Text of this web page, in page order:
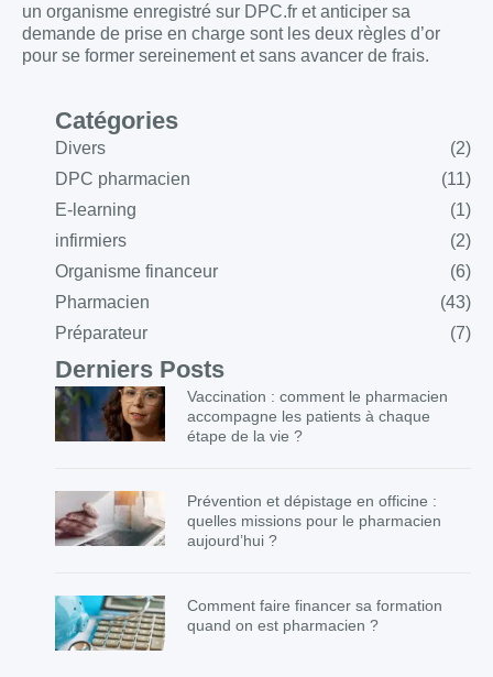
un organisme enregistré sur DPC.fr et anticiper sa
demande de prise en charge sont les deux règles d’or
pour se former sereinement et sans avancer de frais.
Catégories
Divers
(2)
DPC pharmacien
(11)
E-learning
(1)
infirmiers
(2)
Organisme financeur
(6)
Pharmacien
(43)
Préparateur
(7)
Derniers Posts
Vaccination : comment le pharmacien
accompagne les patients à chaque
étape de la vie ?
Prévention et dépistage en officine :
quelles missions pour le pharmacien
aujourd’hui ?
Comment faire financer sa formation
quand on est pharmacien ?